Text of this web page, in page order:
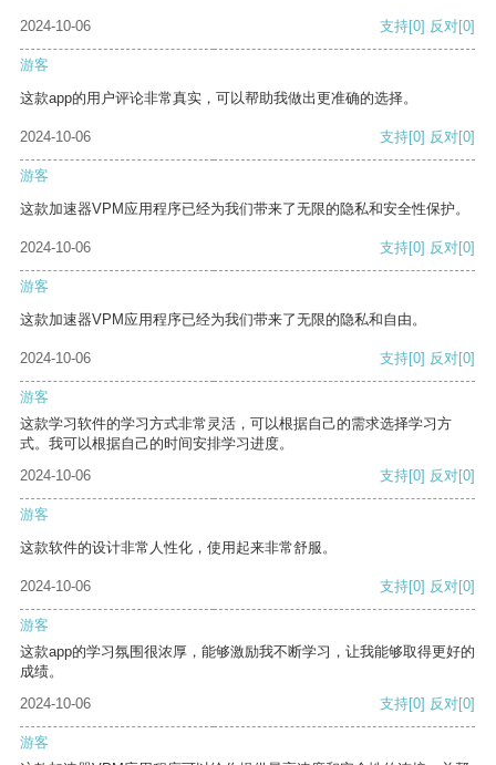
2024-10-06 支持[0] 反对[0]
游客
这款app的用户评论非常真实，可以帮助我做出更准确的选择。
2024-10-06 支持[0] 反对[0]
游客
这款加速器VPM应用程序已经为我们带来了无限的隐私和安全性保护。
2024-10-06 支持[0] 反对[0]
游客
这款加速器VPM应用程序已经为我们带来了无限的隐私和自由。
2024-10-06 支持[0] 反对[0]
游客
这款学习软件的学习方式非常灵活，可以根据自己的需求选择学习方
式。我可以根据自己的时间安排学习进度。
2024-10-06
支持[0] 反对[0]
游客
这款软件的设计非常人性化，使用起来非常舒服。
2024-10-06 支持[0] 反对[0]
游客
这款app的学习氛围很浓厚，能够激励我不断学习，让我能够取得更好的
成绩。
2024-10-06
支持[0] 反对[0]
游客